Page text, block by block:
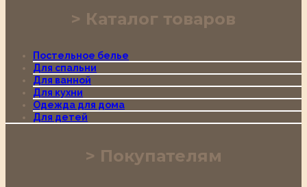
Каталог товаров
Постельное белье
Для спальни
Для ванной
Для кухни
Одежда для дома
Для детей
Покупателям